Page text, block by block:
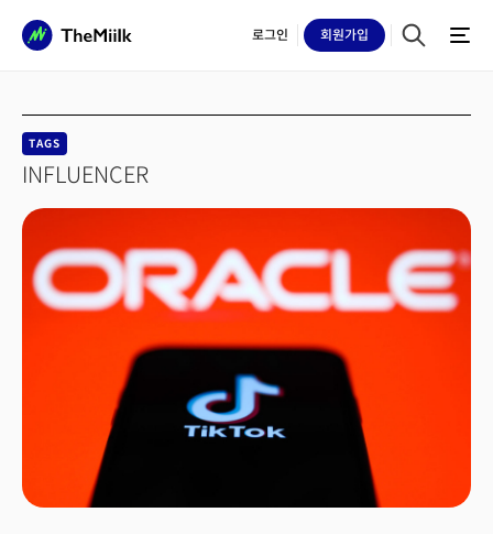
로그인 회원가입
TAGS
INFLUENCER